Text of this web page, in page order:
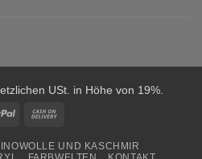
USt. in Höhe von 19%.
PayPal
Delivery
UND KASCHMIR